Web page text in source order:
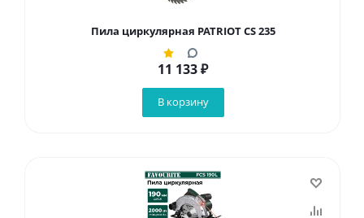
Пила циркулярная PATRIOT CS 235
11 133₽
В корзину